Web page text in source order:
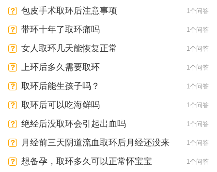
包皮手术取环后注意事项 1个问答
带环十年了取环痛吗 1个问答
女人取环几天能恢复正常 1个问答
上环后多久需要取环 1个问答
取环后能生孩子吗？ 1个问答
取环后可以吃海鲜吗 1个问答
绝经后没取环会引起出血吗 1个问答
月经前三天阴道流血取环后月经还没来 1个问答
想备孕，取环多久可以正常怀宝宝 1个问答